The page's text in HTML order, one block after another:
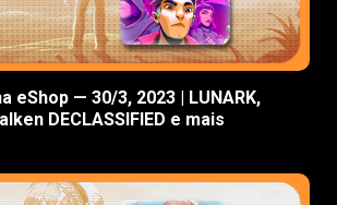
eShop — 30/3, 2023 | LUNARK,
DECLASSIFIED e mais